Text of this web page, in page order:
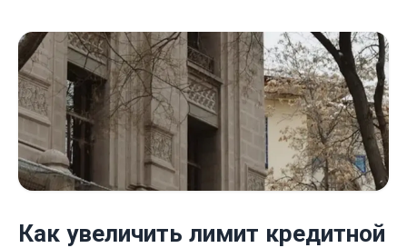
Как увеличить лимит кредитной